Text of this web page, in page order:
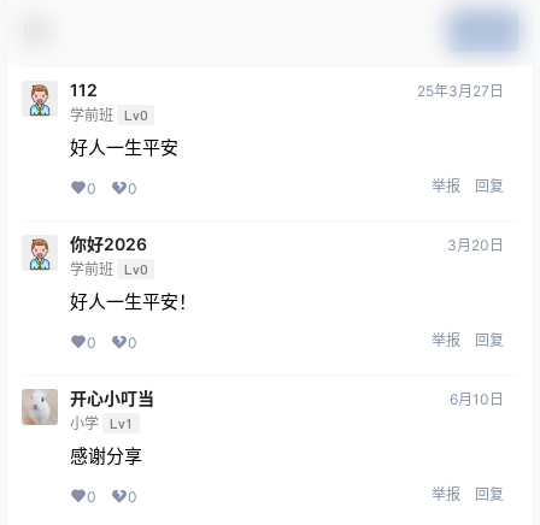
112
学前班 Lv0
25年3月27日
好人一生平安
0 0 举报 回复
你好2026
学前班 Lv0
3月20日
好人一生平安！
0 0 举报 回复
开心小叮当
小学 Lv1
6月10日
感谢分享
0 0 举报 回复